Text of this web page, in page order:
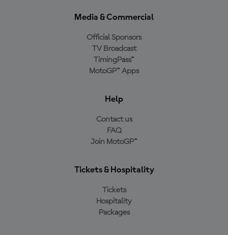
Media & Commercial
Official Sponsors
TV Broadcast
TimingPass™
MotoGP™ Apps
Help
Contact us
FAQ
Join MotoGP™
Tickets & Hospitality
Tickets
Hospitality
Packages